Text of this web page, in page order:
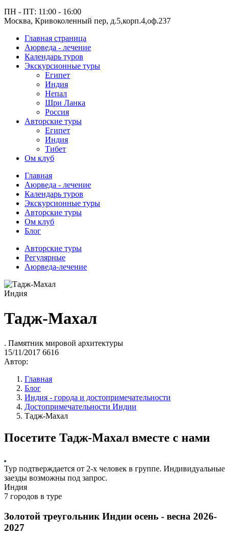
ПН - ПТ: 11:00 - 16:00
Москва, Кривоколенный пер, д.5,корп.4,оф.237
Главная страница
Аюрведа - лечение
Календарь туров
Экскурсионные туры
Египет
Индия
Непал
Шри Ланка
Россия
Авторские туры
Египет
Индия
Тибет
Ом клуб
Главная
Аюрведа - лечение
Календарь туров
Экскурсионные туры
Авторские туры
Ом клуб
Блог
Авторские туры
Регулярные
Аюрведа-лечение
Индия
Тадж-Махал
. Памятник мировой архитектуры
15/11/2017 6616
Автор:
Главная
Блог
Индия - города и достопримечательности
Достопримечательности Индии
Тадж-Махал
Посетите Тадж-Махал вместе с нами
Тур подтверждается от 2-х человек в группе. Индивидуальные
заезды возможны под запрос.
Индия
7 городов в туре
Золотой треугольник Индии осень - весна 2026-
2027